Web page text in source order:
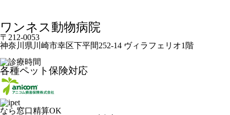
ワンネス動物病院
〒212-0053
神奈川県川崎市幸区下平間252-14 ヴィラフェリオ1階
各種ペット保険対応
なら窓口精算OK